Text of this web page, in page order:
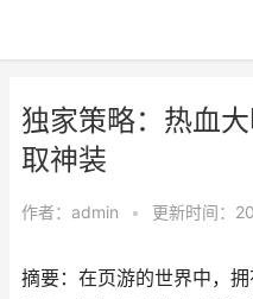
独家策略：热血
取神装
作者： admin • 更新时间：
摘要：在页游的世界中，